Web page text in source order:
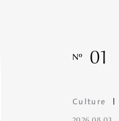
Nº 01
Culture